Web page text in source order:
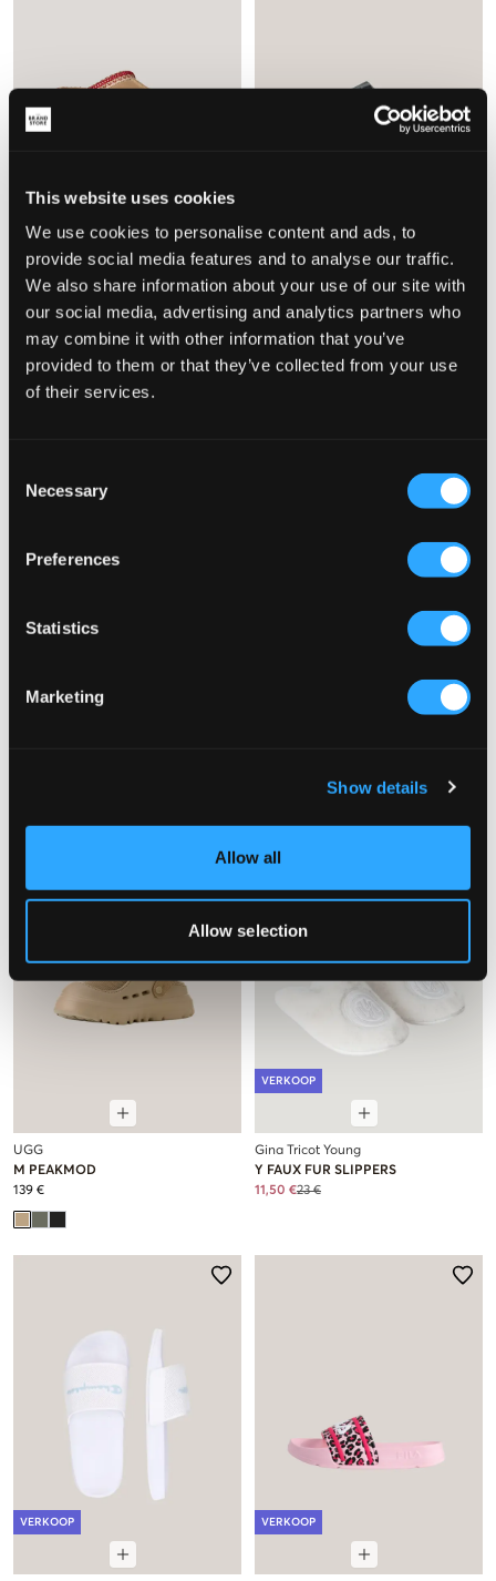
This website uses cookies
We use cookies to personalise content and ads, to
provide social media features and to analyse our traffic.
We also share information about your use of our site with
our social media, advertising and analytics partners who
may combine it with other information that you’ve
provided to them or that they’ve collected from your use
of their services.
Selection
Necessary
Preferences
Statistics
Marketing
Show details
Allow all
Allow selection
UGG
W TASMAN II
149 €
Fila
MATERO
29 €
UGG
M PEAKMOD
139 €
VERKOOP
Gina Tricot Young
Y FAUX FUR SLIPPERS
11,50 €23 €
VERKOOP VERKOOP